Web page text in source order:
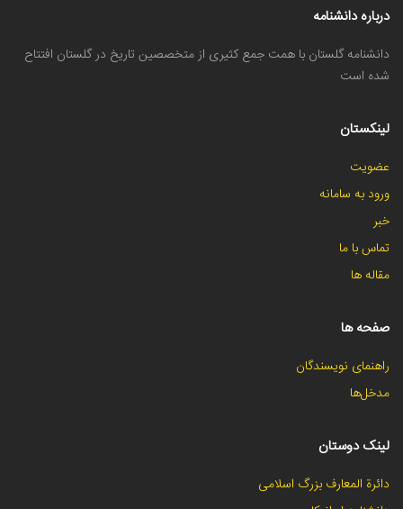
درباره دانشنامه
دانشنامه گلستان با همت جمع کثیری از متخصصین تاریخ در گلستان افتتاح
شده است
لینکستان
عضویت
ورود به سامانه
خبر
تماس با ما
مقاله ها
صفحه ها
راهنمای نویسندگان
مدخل‌ها
لینک دوستان
دائرة المعارف بزرگ اسلامی